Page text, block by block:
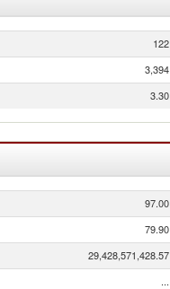
122
3,394
3.30
97.00
79.90
29,428,571,428.57
...